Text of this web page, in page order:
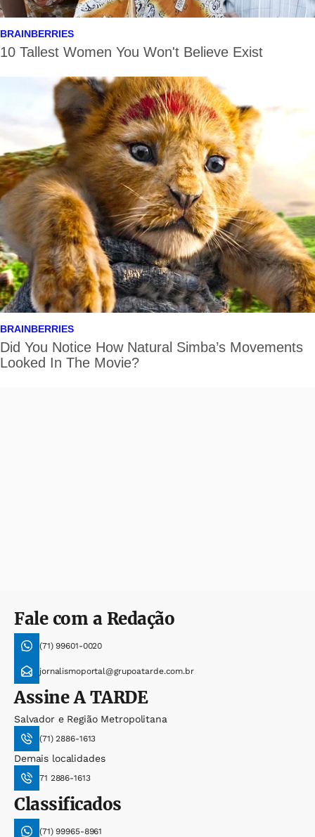
Fale com a Redação
(71) 99601-0020
jornalismoportal@grupoatarde.com.br
AssineA TARDE
Salvador e Região Metropolitana
(71) 2886-1613
Demais localidades
71 2886-1613
Classificados
(71) 99965-8961